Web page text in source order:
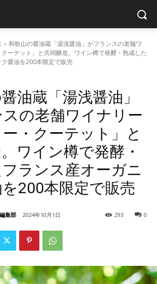
和歌山の醤油蔵「湯浅醤油」がフランスの老舗ワ
ーテット」と共同醸造。ワイン樽で発酵・熟成した
醤油を200本限定で販売
油蔵「湯浅醤油」
の老舗ワイナリー
ー・クーテット」と
ワイン樽で発酵・
ランス産オーガニ
200本限定で販売
集部 2024年10月1日 0
293